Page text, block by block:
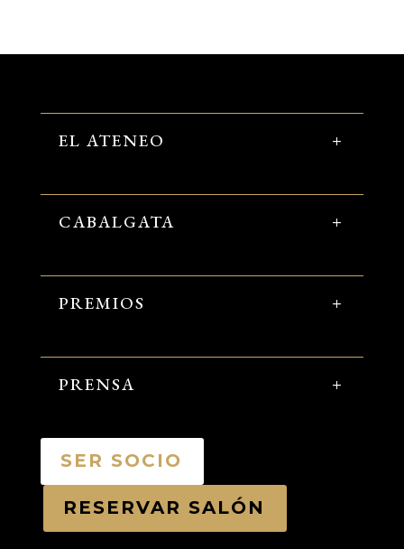
EL ATENEO
CABALGATA
PREMIOS
PRENSA
SER SOCIO
RESERVAR SALÓN